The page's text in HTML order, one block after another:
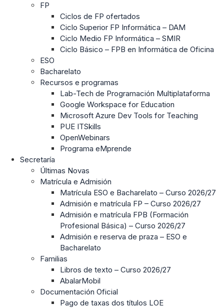
FP
Ciclos de FP ofertados
Ciclo Superior FP Informática – DAM
Ciclo Medio FP Informática – SMIR
Ciclo Básico – FPB en Informática de Oficina
ESO
Bacharelato
Recursos e programas
Lab-Tech de Programación Multiplataforma
Google Workspace for Education
Microsoft Azure Dev Tools for Teaching
PUE ITSkills
OpenWebinars
Programa eMprende
Secretaría
Últimas Novas
Matrícula e Admisión
Matrícula ESO e Bacharelato – Curso 2026/27
Admisión e matrícula FP – Curso 2026/27
Admisión e matrícula FPB (Formación
Profesional Básica) – Curso 2026/27
Admisión e reserva de praza – ESO e
Bacharelato
Familias
Libros de texto – Curso 2026/27
AbalarMobil
Documentación Oficial
Pago de taxas dos títulos LOE